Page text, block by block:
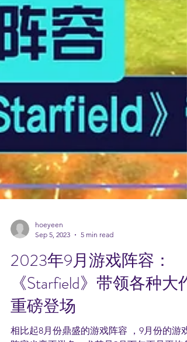
Sep 5, 2023
5 min read
2023年9月游戏阵容：
《Starfield》带领各种大作
重磅登场